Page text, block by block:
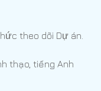
theo dõi Dự án.
thạo, tiếng Anh